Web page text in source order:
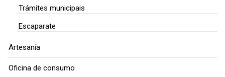
Trámites municipais
Escaparate
Artesanía
Oficina de consumo